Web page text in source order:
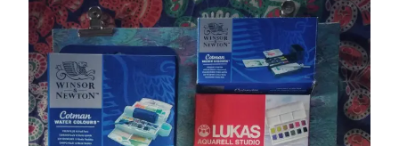
PARA
EMPEZAR
A
PINTAR
CON
ACUARELA?